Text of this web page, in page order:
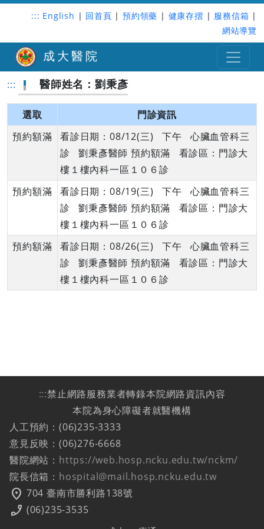
::: English | 回首頁 | 預約領藥 | 健康存摺 | 服務信箱 |
網站導覽
成大醫院
::: 醫師姓名：劉秉彥
選取
門診資訊
預約額滿
看診日期：08/12(三) 下午 心臟血管科三
診 劉秉彥醫師 預約額滿 看診區：門診大
樓１樓內科一區１０６診
預約額滿
看診日期：08/19(三) 下午 心臟血管科三
診 劉秉彥醫師 預約額滿 看診區：門診大
樓１樓內科一區１０６診
預約額滿
看診日期：08/26(三) 下午 心臟血管科三
診 劉秉彥醫師 預約額滿 看診區：門診大
樓１樓內科一區１０６診
:::禁止網路服務業者轉錄本院網路資訊內容
本院為身心障礙者就醫機構
人工預約：(06)235-3333
意見反映：(06)276-6668
醫院網站： https://web.hosp.ncku.edu.tw/nckm/
院長信箱： hospital@mail.hosp.ncku.edu.tw
location_on 704 臺南市勝利路138號
phone_enabled (06)235-3535